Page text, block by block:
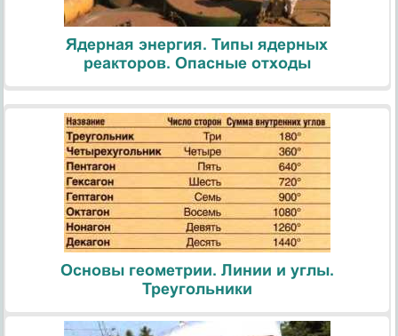
Ядерная энергия. Типы ядерных
реакторов. Опасные отходы
Основы геометрии. Линии и углы.
Треугольники